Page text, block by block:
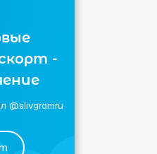
-
@slivgramru